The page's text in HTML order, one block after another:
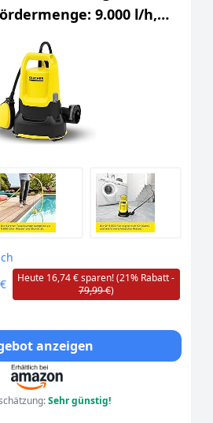
9.000 l/h,
7 m, für
mit Partikeln bis zu
5 mm, Restwasserhöhe:
6 bar
Heute 16,74 € sparen! (21% Rabatt -
79,99 €)
anzeigen
Sehr günstig!